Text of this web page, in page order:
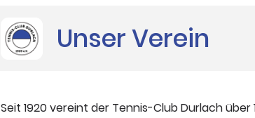
Unser Verein
Seit 1920 vereint der Tennis-Club Durlach